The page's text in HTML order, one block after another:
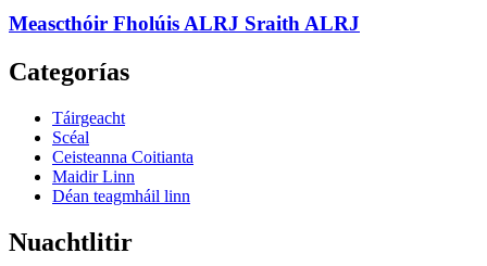
Meascthóir Fholúis ALRJ Sraith ALRJ
Categorías
Táirgeacht
Scéal
Ceisteanna Coitianta
Maidir Linn
Déan teagmháil linn
Nuachtlitir